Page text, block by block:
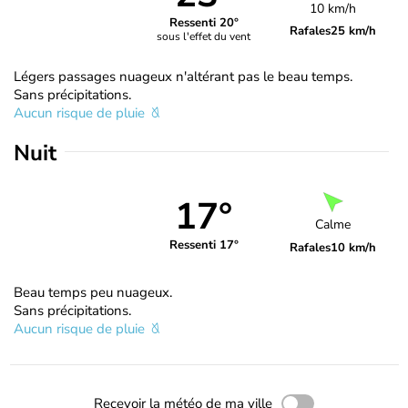
Ressenti 20°
sous l'effet du vent
10 km/h
Rafales25 km/h
Légers passages nuageux n'altérant pas le beau temps.
Sans précipitations.
Aucun risque de pluie
Nuit
17°
Ressenti 17°
Calme
Rafales10 km/h
Beau temps peu nuageux.
Sans précipitations.
Aucun risque de pluie
Recevoir la météo de ma ville